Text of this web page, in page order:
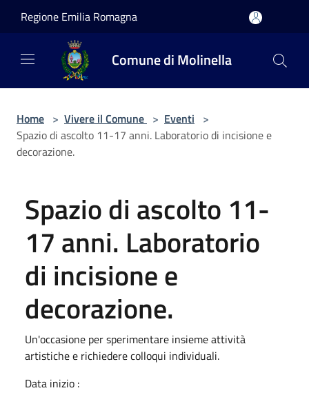
Regione Emilia Romagna
Comune di Molinella
Home > Vivere il Comune > Eventi >
Spazio di ascolto 11-17 anni. Laboratorio di incisione e
decorazione.
Spazio di ascolto 11-
17 anni. Laboratorio
di incisione e
decorazione.
Un'occasione per sperimentare insieme attività
artistiche e richiedere colloqui individuali.
Data inizio :